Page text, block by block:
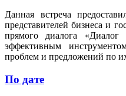
Данная встреча
представителей бизнеса и
прямого диалога «Диалог
эффективным
проблем и предложений по
По дате